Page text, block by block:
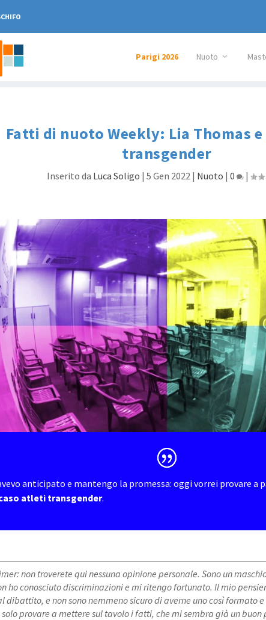
Parigi 2026 Nuoto
Fatti di nuoto Weekly: Lia Thomas
transgender
Inserito da Luca Soligo | 5 Gen 2022| Nuoto | 0 |
anticipato e mantengo la promessa: oggi vorrei provare a
atleti transgender.
non troverete qui nessuna opinione personale. Sono un
ho conosciuto discriminazioni e mi ritengo fortunato. Il mio
dibattito, e non sono nemmeno sicuro di averne uno così formato
solo provare a mettere sul tavolo i fatti, che mi sembra già un buon